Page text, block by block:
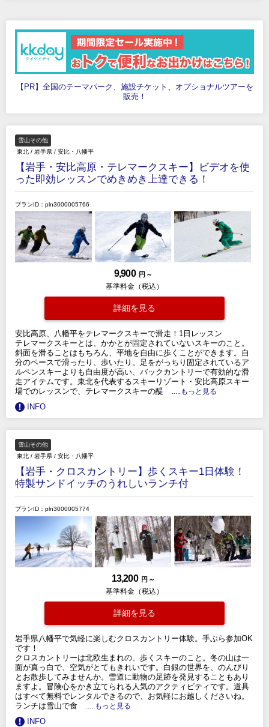
【PR】全国のテーマパーク、施設チケット、オプショナルツアーを
販売！
雪山その他
東北 / 岩手県 / 安比・八幡平
【岩手・安比高原・テレマークスキー】ビデオを使
った即効レッスンでめきめき上達できる！
プランID：pln3000005766
9,900 円 ～
基準料金（税込）
詳細を見る
安比高原、八幡平をテレマークスキーで滑走！1日レッスン
テレマークスキーとは、かかとが固定されていないスキーのこと。
斜面を滑ることはもちろん、平地を自由に歩くことができます。自
分のペースで滑ったり、歩いたり。足をがっちり固定されているア
ルペンスキーよりも自由度が高い、バックカントリーで有効的な滑
走アイテムです。東北を代表するスキーリゾート・安比高原スキー
場でのレッスンで、テレマークスキーの醍
.....もっと見る
INFO
雪山その他
東北 / 岩手県 / 安比・八幡平
【岩手・クロスカントリー】歩くスキー1日体験！
特製サンドイッチのうれしいランチ付
プランID：pln3000005774
13,200 円 ～
基準料金（税込）
詳細を見る
岩手県八幡平で気軽に楽しむクロスカントリー体験。手ぶら参加OK
です！
クロスカントリーは北欧生まれの、歩くスキーのこと。冬の山は一
面が真っ白で、空気がとてもきれいです。白銀の世界を、のんびり
とお散歩してみませんか。雪道に動物の足跡を発見することもあり
ますよ。冒険心をかき立てられる人気のアクティビティです。道具
はすべて無料でレンタルできるので、お気軽にお越しくださいね。
ランチは雪山で食
.....もっと見る
INFO